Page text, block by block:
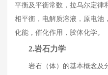
平衡及平衡常数，拉乌尔定律
相平衡，电解质溶液，原电池
化能，催化作用，胶体化学。
2.岩石力学
岩石（体）的基本概念及